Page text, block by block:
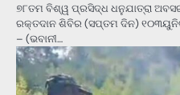
୭୮ତମ ବିଶ୍ୱ ପ୍ରସିଦ୍ଧ ଧନୁଯାତ୍ରା
ରକ୍ତଦାନ ଶିବିର (ସପ୍ତମ ଦିନ)
– (ଭବାନୀ…